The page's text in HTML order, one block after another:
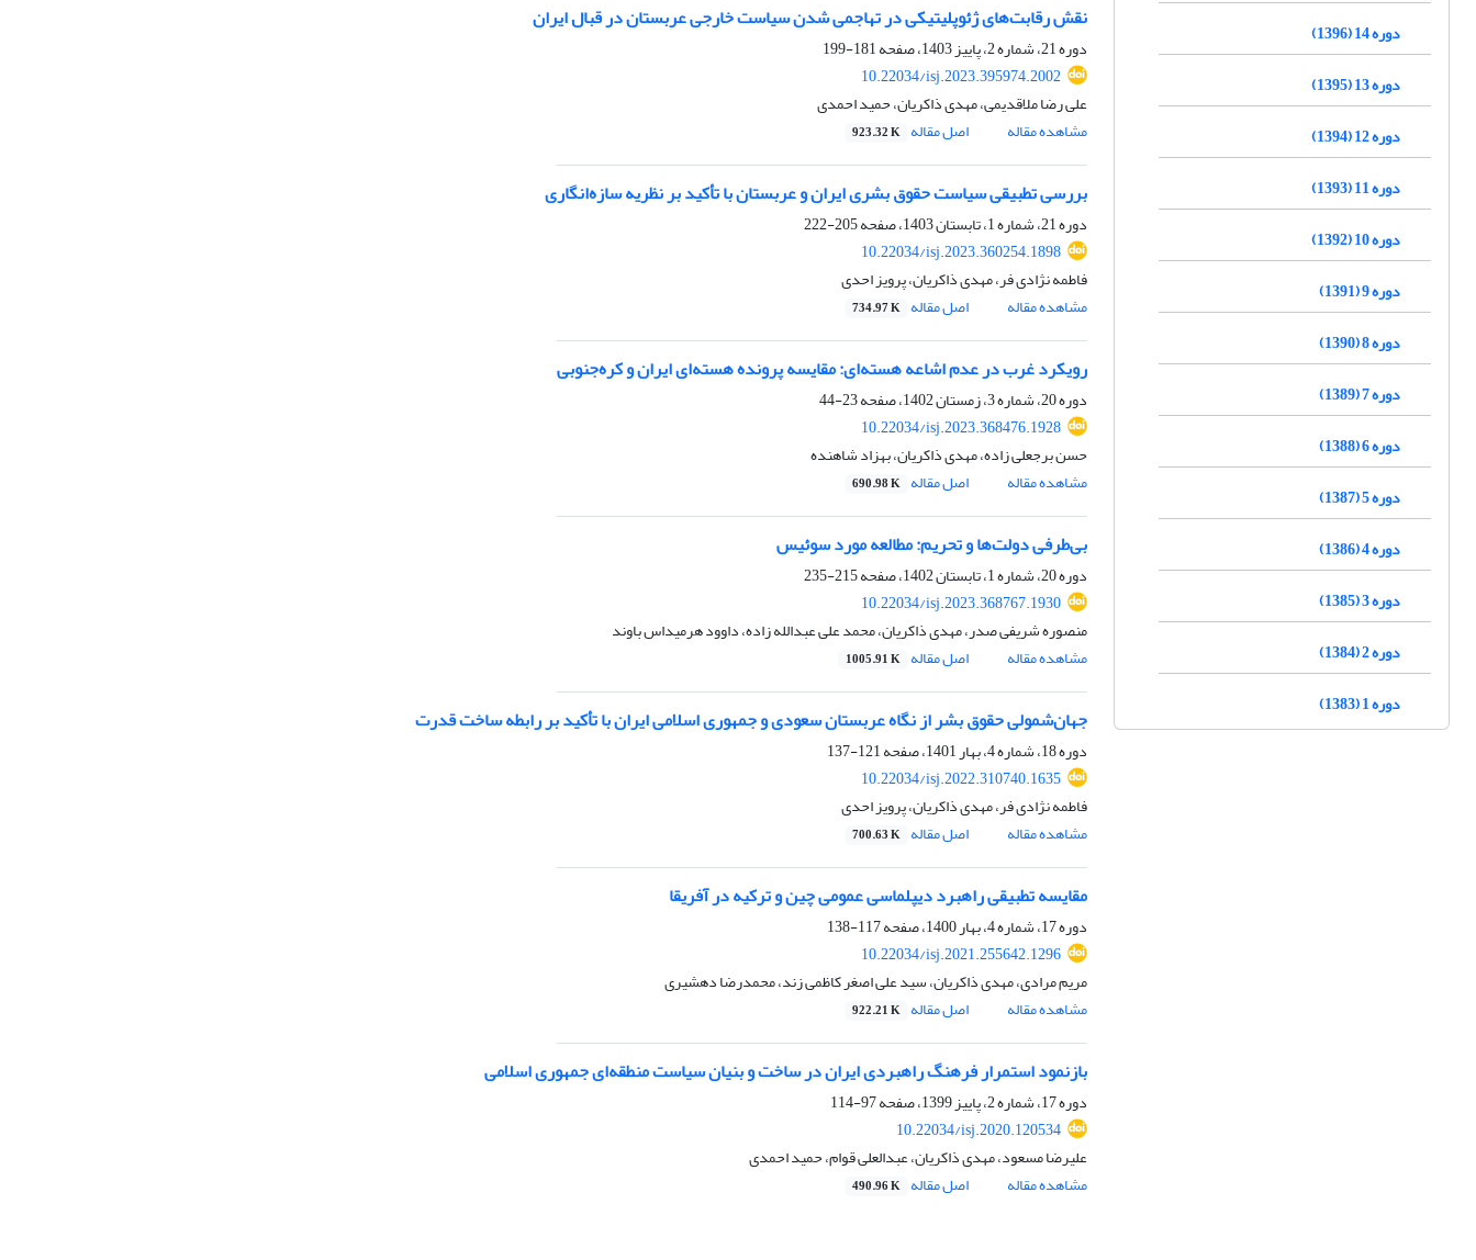
نقش رقابت‌های ژئوپلیتیکی در تهاجمی‌ شدن سیاست‌ خارجی عربستان در قبال ایران
دوره 21، شماره 2، پاییز 1403، صفحه
181-199
10.22034/isj.2023.395974.2002
علی رضا ملاقدیمی، مهدی ذاکریان، حمید احمدی
مشاهده مقاله
اصل مقاله 923.32 K
بررسی تطبیقی سیاست حقوق بشری ایران و عربستان با تأکید بر نظریه سازه‌انگاری
دوره 21، شماره 1، تابستان 1403، صفحه
205-222
10.22034/isj.2023.360254.1898
فاطمه نژادی فر، مهدی ذاکریان، پرویز احدی
مشاهده مقاله
اصل مقاله 734.97 K
رویکرد غرب در عدم اشاعه هسته‌ای: مقایسه پرونده هسته‌ای ایران و کره‌جنوبی
دوره 20، شماره 3، زمستان 1402، صفحه
23-44
10.22034/isj.2023.368476.1928
حسن برجعلی زاده، مهدی ذاکریان، بهزاد شاهنده
مشاهده مقاله
اصل مقاله 690.98 K
بی‌طرفی دولت‌ها و تحریم: مطالعه مورد سوئیس
دوره 20، شماره 1، تابستان 1402، صفحه
215-235
10.22034/isj.2023.368767.1930
منصوره شریفی صدر، مهدی ذاکریان، محمد علی عبدالله زاده، داوود هرمیداس باوند
مشاهده مقاله
اصل مقاله 1005.91 K
جهان‌شمولی حقوق بشر از نگاه عربستان سعودی و جمهوری اسلامی ایران با تأکید بر رابطه ساخت قدرت
دوره 18، شماره 4، بهار 1401، صفحه
121-137
10.22034/isj.2022.310740.1635
فاطمه نژادی فر، مهدی ذاکریان، پرویز احدی
مشاهده مقاله
اصل مقاله 700.63 K
مقایسه تطبیقی راهبرد دیپلماسی عمومی چین و ترکیه در آفریقا
دوره 17، شماره 4، بهار 1400، صفحه
117-138
10.22034/isj.2021.255642.1296
مریم مرادی، مهدی ذاکریان، سید علی اصغر کاظمی زند، محمدرضا دهشیری
مشاهده مقاله
اصل مقاله 922.21 K
بازنمود استمرار فرهنگ راهبردی ایران در ساخت و بنیان سیاست منطقه‌ای جمهوری اسلامی
دوره 17، شماره 2، پاییز 1399، صفحه
97-114
10.22034/isj.2020.120534
علیرضا مسعود، مهدی ذاکریان، عبدالعلی قوام، حمید احمدی
مشاهده مقاله
اصل مقاله 490.96 K
دوره 14 (1396)
دوره 13 (1395)
دوره 12 (1394)
دوره 11 (1393)
دوره 10 (1392)
دوره 9 (1391)
دوره 8 (1390)
دوره 7 (1389)
دوره 6 (1388)
دوره 5 (1387)
دوره 4 (1386)
دوره 3 (1385)
دوره 2 (1384)
دوره 1 (1383)